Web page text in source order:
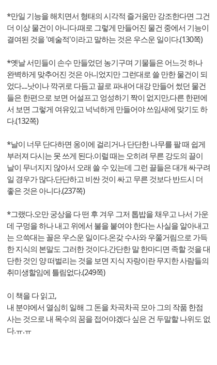
*만일 기능을 해치면서 형태의 시각적 즐거움만 강조한다면 그건
더 이상 물건이 아니다.때로 그렇게 만들어진 물건 중에서 기능이
결여된 것을 '예술적'이라고 말하는 것은 우스운 일이다.(130쪽)
*옛날 서민들이 손수 만들었던 농기구며 기물들은 어느것 하나
완벽하게 맞추어진 것은 아니었지만 그런대로 쓸 만한 물건이 되
었다....낫이나 깍귀로 다듬고 끌로 파내어 대강 만들어 썼던 물건
들은 한편으로 보면 어설프고 엉성하기 짝이 없지만,다른 한편에
서 보면 그렇게 여유있고 넉넉하게 만들어야 쓰임새에 맞기도 하
다.(132쪽)
*날이 너무 단다하면 옹이에 걸리거나 단단한 나무를 팔 때 쉽게
부러져 다시는 못 쓰게 된다.이럴 때는 오히려 무른 강도의 끌이
날이 무너지지 않아서 오래 쓸 수 있는데 그런 끌들은 대개 싸구려
일 경우가 많다.단단하고 비싼 것이 싸고 무른 것보다 반드시 더
좋은 것은 아니다.(237쪽)
*그랬다.오만 궁상을 다 떤 후 겨우 그저 톱밥을 채우고 나서 가운
데 구멍을 하나 내고 위에서 불을 붙여야 한다는 사실을 알아내고
는 으쓱대는 꼴은 우스운 일이다.온갖 수사와 우쭐거림으로 가득
한 지식의 본말도 그러한 것이다.간단한 말 한마디면 족할 것을 대
단한 것인 양 떠벌리는 것을 보면 지식 자랑이란 무지한 사람들의
취미생할임에 틀림없다.(249쪽)
이 책을 다 읽고,
내 분야에서 열심히 일해 그 돈을 차곡차곡 모아 그의 작품 한점
사는 것으로 내 목수의 꿈을 접어야겠다 싶은 건 두말할 나위도 없
다.ㅠ.ㅠ